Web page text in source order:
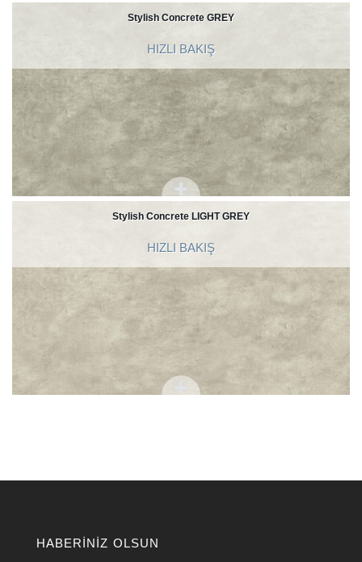
Stylish Concrete GREY
HIZLI BAKIŞ
Stylish Concrete LIGHT GREY
HIZLI BAKIŞ
HABERINIZ OLSUN